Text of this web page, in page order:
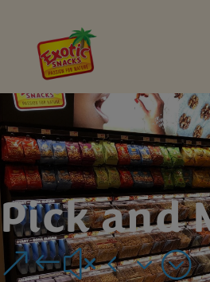
Pick and
&#x43;